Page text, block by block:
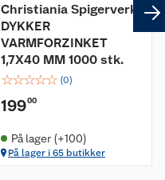
Christiania Spigerverk
DYKKER
VARMFORZINKET
1,7X40 MM 1000 stk.
☆☆☆☆☆ (0)
19900
På lager (+100)
På lager i 65 butikker